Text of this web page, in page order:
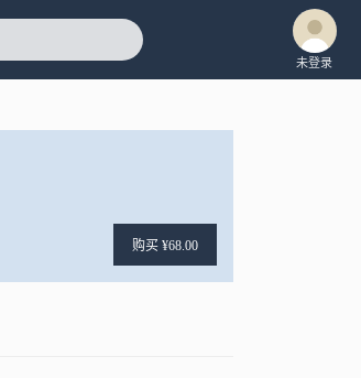
未登录
购买 ¥68.00